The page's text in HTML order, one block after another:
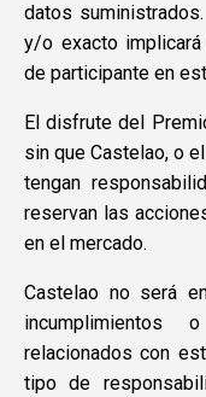
datos
y/o exacto
de participante en
El disfrute del
sin que Castelao, o
tengan
reservan las
en el mercado.
Castelao no será
relacionados con
tipo de